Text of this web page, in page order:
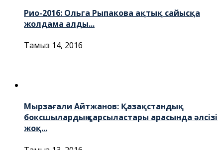
Рио-2016: Ольга Рыпакова ақтық сайысқа
жолдама алды...
Тамыз 14, 2016
Мырзағали Айтжанов: Қазақстандық
боксшылардың қарсыластары арасында әлсізі
жоқ...